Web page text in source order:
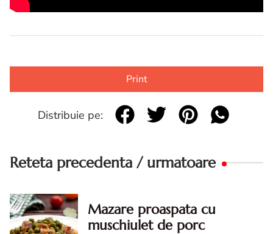
Print
Distribuie pe:
Reteta precedenta / urmatoare
Mazare proaspata cu
muschiulet de porc